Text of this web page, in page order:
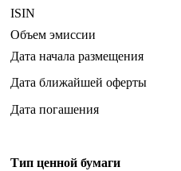
ISIN
Объем эмиссии
Дата начала размещения
Дата ближайшей оферты
Дата погашения
Тип ценной бумаги